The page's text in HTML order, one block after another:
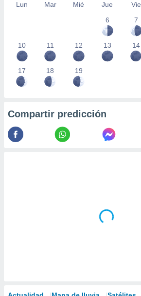
Lun Mar Mié Jue Vie
6
7
10 11 12 13 14
17 18 19
Compartir predicción